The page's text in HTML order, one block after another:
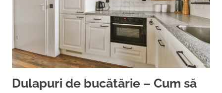
Dulapuri de bucătărie – Cum să